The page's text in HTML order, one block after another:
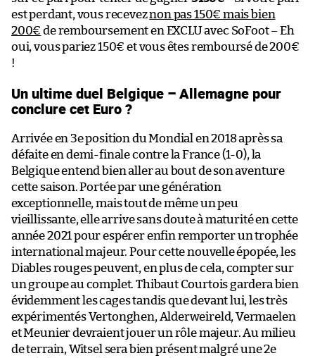
est perdant, vous receveznon pas 150€ mais bien
200€ de remboursement en EXCLU avec SoFoot – Eh
oui, vous pariez 150€ et vous êtes remboursé de 200€
!
Un ultime duel Belgique – Allemagne pour
conclure cet Euro ?
Arrivée en 3e position du Mondial en 2018 après sa
défaite en demi-finale contre la France (1-0), la
Belgique entend bien aller au bout de son aventure
cette saison. Portée par une génération
exceptionnelle, mais tout de même un peu
vieillissante, elle arrive sans doute à maturité en cette
année 2021 pour espérer enfin remporter un trophée
international majeur. Pour cette nouvelle épopée, les
Diables rouges peuvent, en plus de cela, compter sur
un groupe au complet. Thibaut Courtois gardera bien
évidemment les cages tandis que devant lui, les très
expérimentés Vertonghen, Alderweireld, Vermaelen
et Meunier devraient jouer un rôle majeur. Au milieu
de terrain, Witsel sera bien présent malgré une 2e